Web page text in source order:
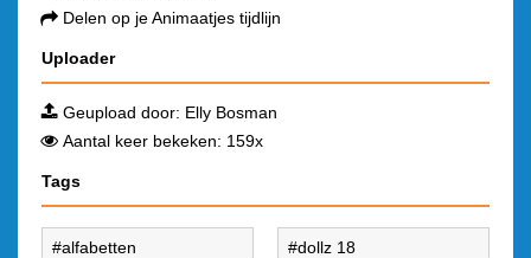
Delen op je Animaatjes tijdlijn
Uploader
Geupload door: Elly Bosman
Aantal keer bekeken: 159x
Tags
alfabetten dollz 18